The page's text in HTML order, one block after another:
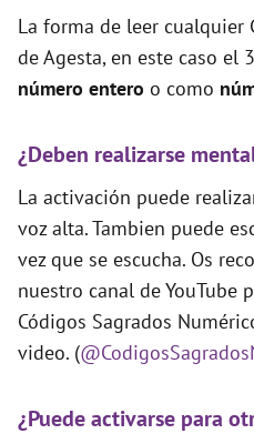
La forma de leer cualquier
de Agesta, en este caso el
número entero o como
¿Deben realizarse
La activación puede
voz alta. Tambien puede
vez que se escucha. Os
nuestro canal de YouTube
Códigos Sagrados
video. (
¿Puede activarse para